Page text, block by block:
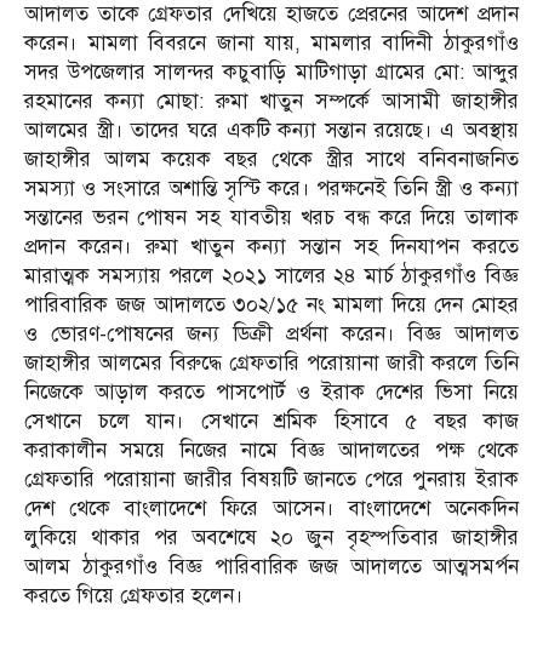
আদালত তাকে গ্রেফতার দেখিয়ে হাজতে প্রেরনের আদেশ প্রদান
করেন। মামলা বিবরনে জানা যায়, মামলার বাদিনী ঠাকুরগাঁও
সদর উপজেলার সালন্দর কচুবাড়ি মাটিগাড়া গ্রামের মো: আব্দুর
রহমানের কন্যা মোছা: রুমা খাতুন সম্পর্কে আসামী জাহাঙ্গীর
আলমের স্ত্রী। তাদের ঘরে একটি কন্যা সন্তান রয়েছে। এ অবস্থায়
জাহাঙ্গীর আলম কয়েক বছর থেকে স্ত্রীর সাথে বনিবনাজনিত
সমস্যা ও সংসারে অশান্তি সৃস্টি করে। পরক্ষনেই তিনি স্ত্রী ও কন্যা
সন্তানের ভরন পোষন সহ যাবতীয় খরচ বন্ধ করে দিয়ে তালাক
প্রদান করেন। রুমা খাতুন কন্যা সন্তান সহ দিনযাপন করতে
মারাত্মক সমস্যায় পরলে ২০২১ সালের ২৪ মার্চ ঠাকুরগাঁও বিজ্ঞ
পারিবারিক জজ আদালতে ৩০২/১৫ নং মামলা দিয়ে দেন মোহর
ও ভোরণ-পোষনের জন্য ডিক্রী প্রর্থনা করেন। বিজ্ঞ আদালত
জাহাঙ্গীর আলমের বিরুদ্ধে গ্রেফতারি পরোয়ানা জারী করলে তিনি
নিজেকে আড়াল করতে পাসপোর্ট ও ইরাক দেশের ভিসা নিয়ে
সেখানে চলে যান। সেখানে শ্রমিক হিসাবে ৫ বছর কাজ
করাকালীন সময়ে নিজের নামে বিজ্ঞ আদালতের পক্ষ থেকে
গ্রেফতারি পরোয়ানা জারীর বিষয়টি জানতে পেরে পুনরায় ইরাক
দেশ থেকে বাংলাদেশে ফিরে আসেন। বাংলাদেশে অনেকদিন
লুকিয়ে থাকার পর অবশেষে ২০ জুন বৃহস্পতিবার জাহাঙ্গীর
আলম ঠাকুরগাঁও বিজ্ঞ পারিবারিক জজ আদালতে আত্মসমর্পন
করতে গিয়ে গ্রেফতার হলেন।